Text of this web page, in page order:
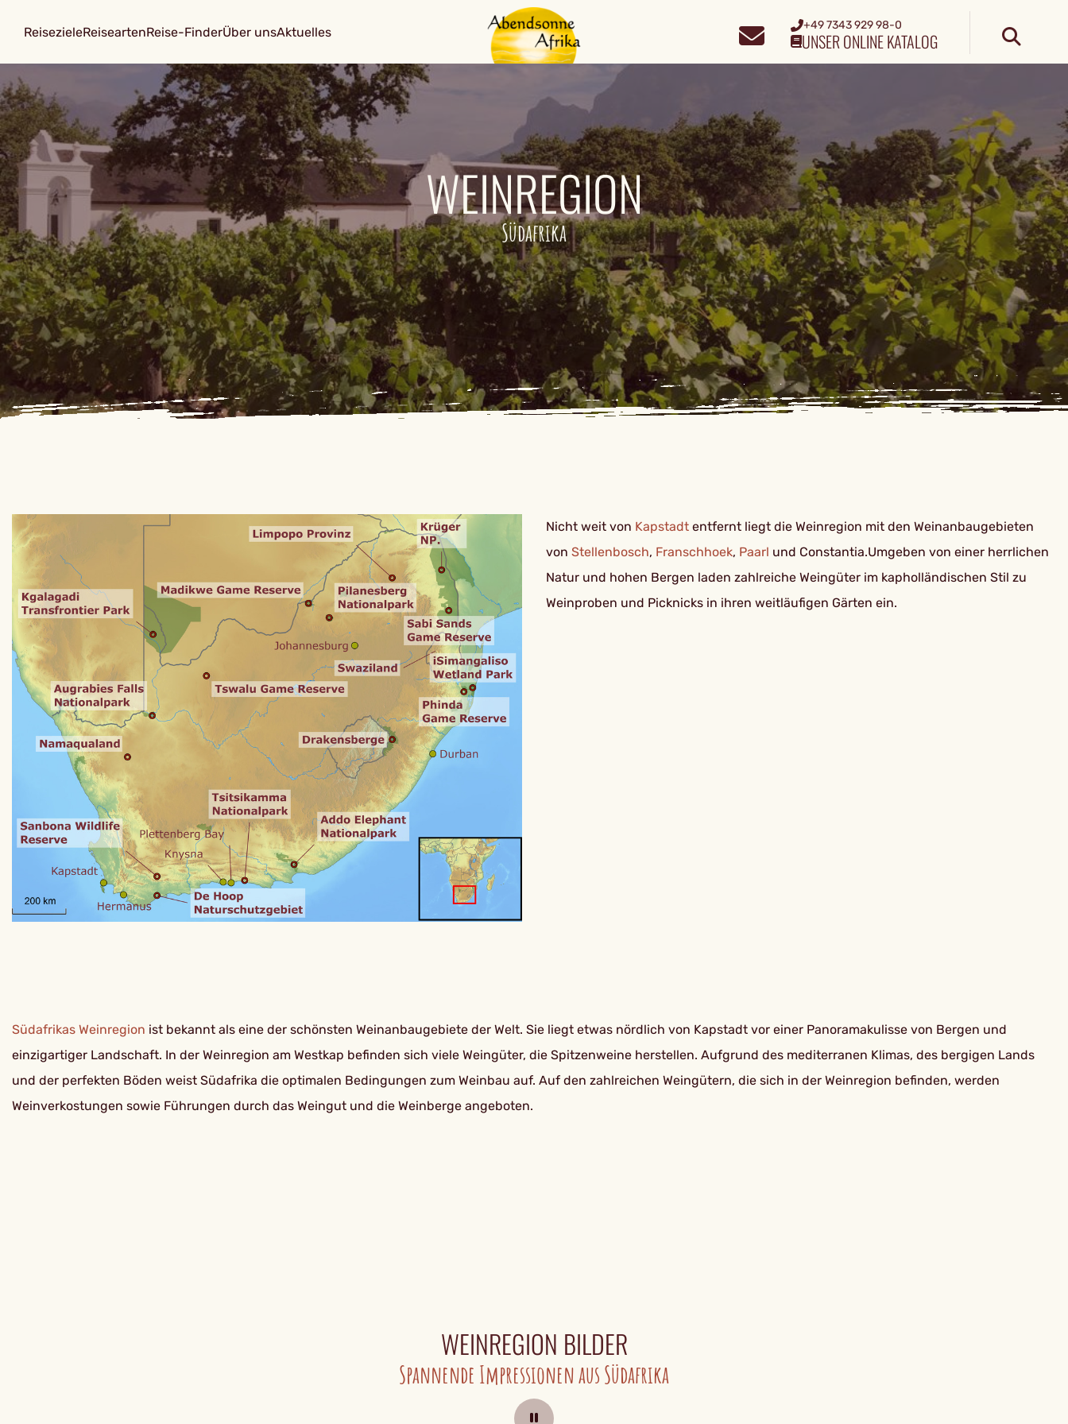
ReisezieleReiseartenReise-FinderÜber unsAktuelles +49 7343 929 98-0
UNSER ONLINE KATALOG
WEINREGION
Südafrika
Nicht weit von Kapstadt entfernt liegt die Weinregion mit den Weinanbaugebieten
von Stellenbosch, Franschhoek, Paarl und Constantia.Umgeben von einer herrlichen
Natur und hohen Bergen laden zahlreiche Weingüter im kapholländischen Stil zu
Weinproben und Picknicks in ihren weitläufigen Gärten ein.
Südafrikas Weinregion ist bekannt als eine der schönsten Weinanbaugebiete der Welt. Sie liegt etwas nördlich von Kapstadt vor einer Panoramakulisse von Bergen und
einzigartiger Landschaft. In der Weinregion am Westkap befinden sich viele Weingüter, die Spitzenweine herstellen. Aufgrund des mediterranen Klimas, des bergigen Lands
und der perfekten Böden weist Südafrika die optimalen Bedingungen zum Weinbau auf. Auf den zahlreichen Weingütern, die sich in der Weinregion befinden, werden
Weinverkostungen sowie Führungen durch das Weingut und die Weinberge angeboten.
WEINREGION BILDER
Spannende Impressionen aus Südafrika